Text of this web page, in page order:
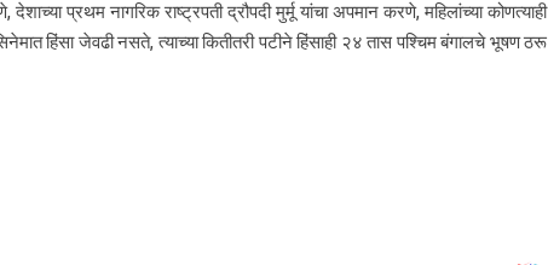
प्रथम नागरिक राष्ट्रपती द्रौपदी मुर्मू यांचा अपमान करणे, महिलांच्या कोणत्याही
हिंसा जेवढी नसते, त्याच्या कितीतरी पटीने हिंसाही २४ तास पश्चिम बंगालचे भूषण ठरू